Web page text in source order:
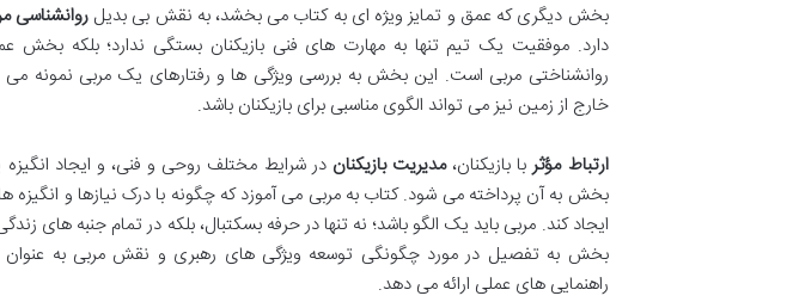
بخش دیگری که عمق و تمایز ویژه ای به کتاب می بخشد، به نقش بی بدیلروانشناسی
دارد. موفقیت یک تیم تنها به مهارت های فنی بازیکنان بستگی ندارد؛ بلکه
روانشناختی مربی است. این بخش به بررسی ویژگی ها و رفتارهای یک مربی نمونه می
خارج از زمین نیز می تواند الگوی مناسبی برای بازیکنان باشد.
ارتباط مؤثربا بازیکنان،مدیریت بازیکنان در شرایط مختلف روحی و فنی، و ایجاد
بخش به آن پرداخته می شود. کتاب به مربی می آموزد که چگونه با درک نیازها و
ایجاد کند. مربی باید یک الگو باشد؛ نه تنها در حرفه بسکتبال، بلکه در تمام جنبه های
بخش به تفصیل در مورد چگونگی توسعه ویژگی های رهبری و نقش مربی به عنوان یک
راهنمایی های عملی ارائه می دهد.